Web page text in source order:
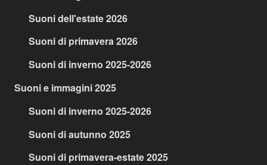
Suoni dell'estate 2026
Suoni di primavera 2026
Suoni di inverno 2025-2026
Suoni e immagini 2025
Suoni di inverno 2025-2026
Suoni di autunno 2025
Suoni di primavera-estate 2025